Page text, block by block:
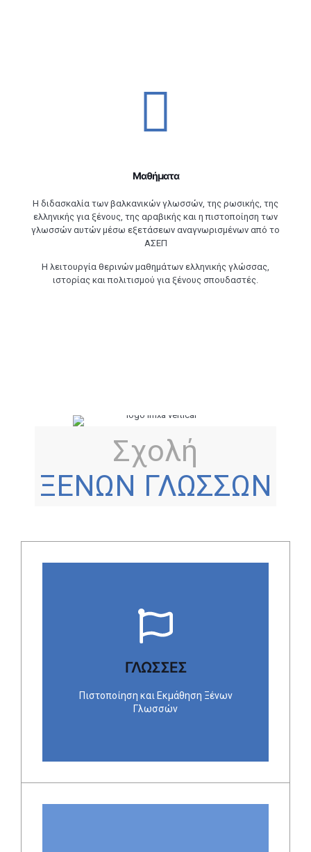
Μαθήματα
Η διδασκαλία των βαλκανικών γλωσσών, της ρωσικής, της
ελληνικής για ξένους, της αραβικής και η πιστοποίηση των
γλωσσών αυτών μέσω εξετάσεων αναγνωρισμένων από το
ΑΣΕΠ
Η λειτουργία θερινών μαθημάτων ελληνικής γλώσσας,
ιστορίας και πολιτισμού για ξένους σπουδαστές.
Σχολή
ΞΕΝΩΝ ΓΛΩΣΣΩΝ
ΓΛΩΣΣΕΣ
Πιστοποίηση και Εκμάθηση Ξένων
Γλωσσών
ΓΛΩΣΣΕΣ
Αλβανική
Ελληνική
Σερβική
Τουρκική